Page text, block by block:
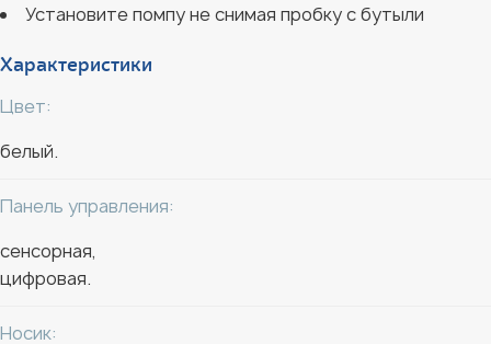
Установите помпу не снимая пробку с бутыли
Характеристики
Цвет:
белый.
Панель управления:
сенсорная,
цифровая.
Носик: